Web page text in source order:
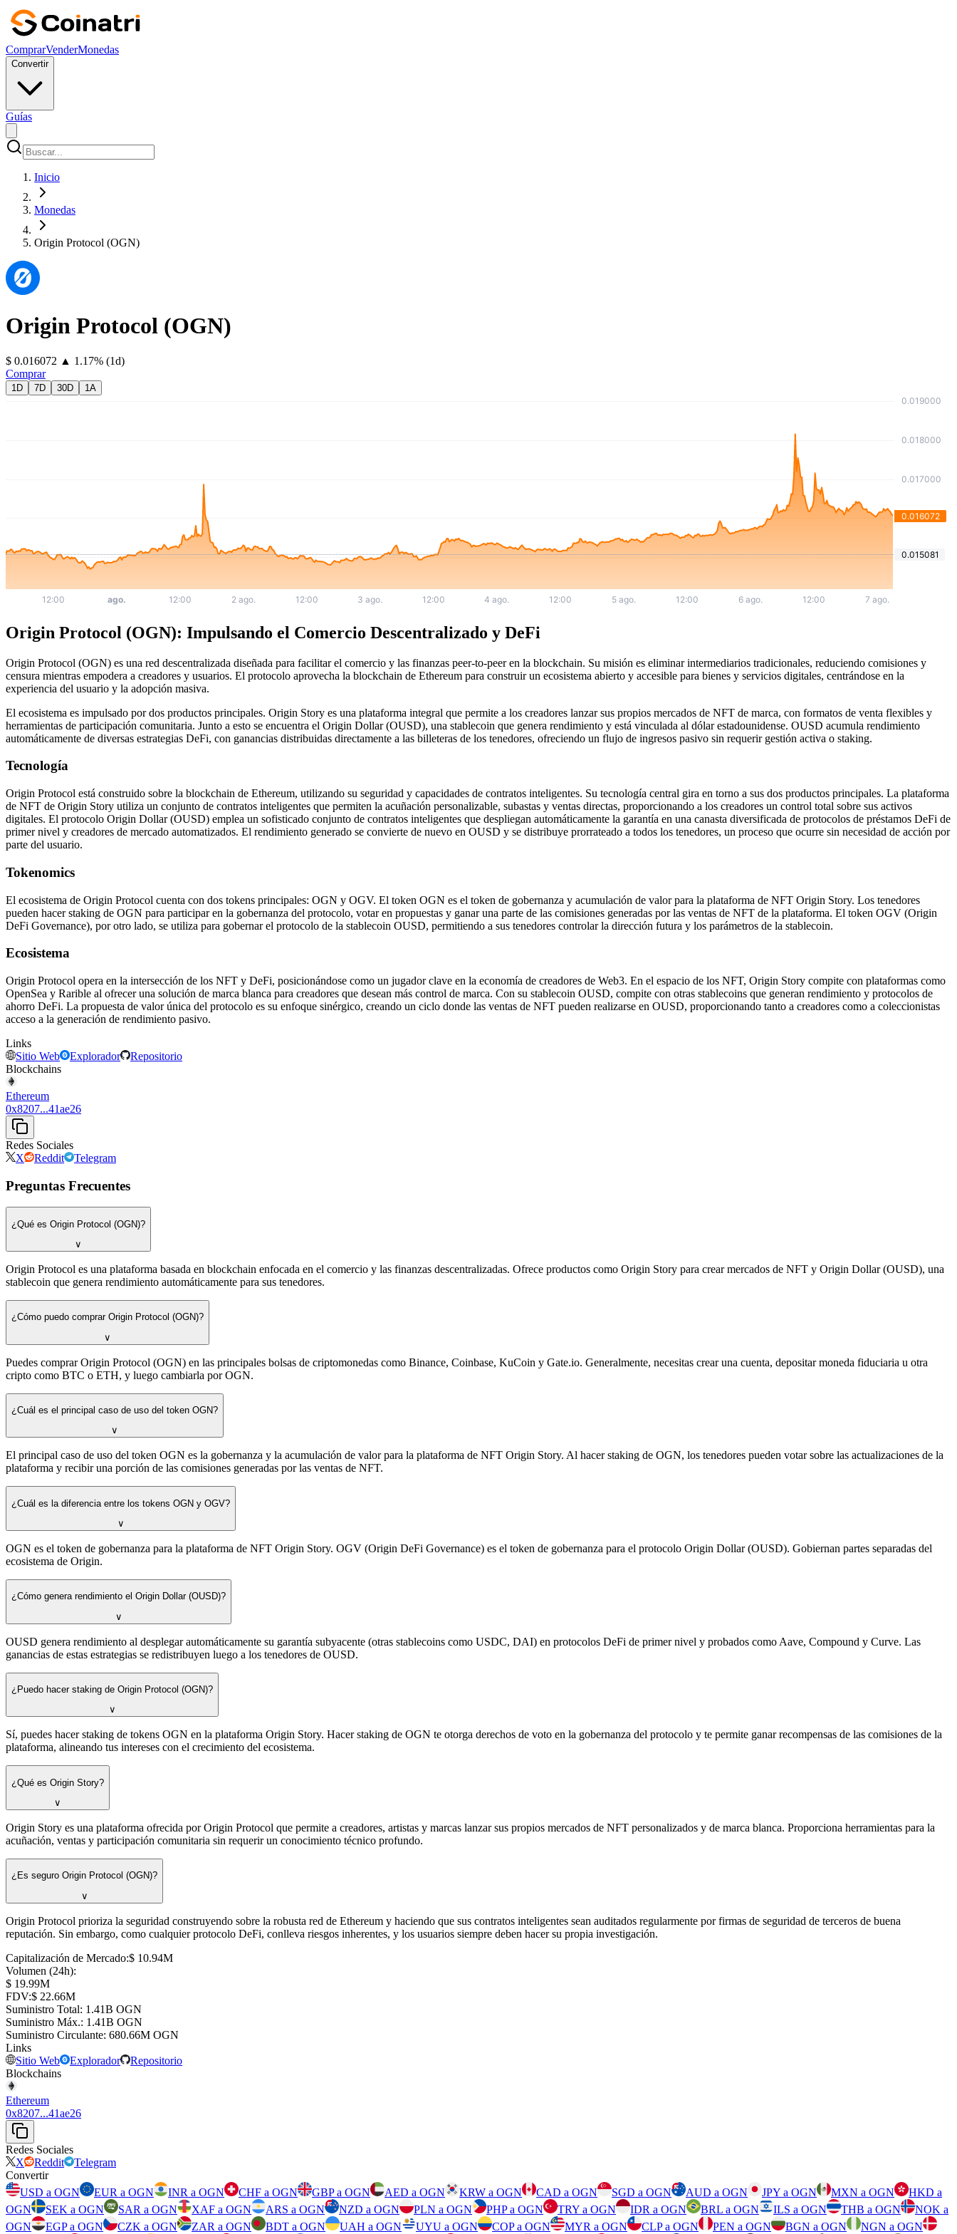
ComprarVenderMonedas
Convertir
Guías
Inicio
Monedas
Origin Protocol (OGN)
Origin Protocol (OGN)
⁦$⁩ 0.016072 ▲ 1.17% (1d)
Comprar
1D 7D 30D 1A
Origin Protocol (OGN): Impulsando el Comercio Descentralizado y DeFi
Origin Protocol (OGN) es una red descentralizada diseñada para facilitar el comercio y las finanzas peer-to-peer en la blockchain. Su misión es eliminar intermediarios tradicionales, reduciendo comisiones y
censura mientras empodera a creadores y usuarios. El protocolo aprovecha la blockchain de Ethereum para construir un ecosistema abierto y accesible para bienes y servicios digitales, centrándose en la
experiencia del usuario y la adopción masiva.
El ecosistema es impulsado por dos productos principales. Origin Story es una plataforma integral que permite a los creadores lanzar sus propios mercados de NFT de marca, con formatos de venta flexibles y
herramientas de participación comunitaria. Junto a esto se encuentra el Origin Dollar (OUSD), una stablecoin que genera rendimiento y está vinculada al dólar estadounidense. OUSD acumula rendimiento
automáticamente de diversas estrategias DeFi, con ganancias distribuidas directamente a las billeteras de los tenedores, ofreciendo un flujo de ingresos pasivo sin requerir gestión activa o staking.
Tecnología
Origin Protocol está construido sobre la blockchain de Ethereum, utilizando su seguridad y capacidades de contratos inteligentes. Su tecnología central gira en torno a sus dos productos principales. La plataforma
de NFT de Origin Story utiliza un conjunto de contratos inteligentes que permiten la acuñación personalizable, subastas y ventas directas, proporcionando a los creadores un control total sobre sus activos
digitales. El protocolo Origin Dollar (OUSD) emplea un sofisticado conjunto de contratos inteligentes que despliegan automáticamente la garantía en una canasta diversificada de protocolos de préstamos DeFi de
primer nivel y creadores de mercado automatizados. El rendimiento generado se convierte de nuevo en OUSD y se distribuye prorrateado a todos los tenedores, un proceso que ocurre sin necesidad de acción por
parte del usuario.
Tokenomics
El ecosistema de Origin Protocol cuenta con dos tokens principales: OGN y OGV. El token OGN es el token de gobernanza y acumulación de valor para la plataforma de NFT Origin Story. Los tenedores
pueden hacer staking de OGN para participar en la gobernanza del protocolo, votar en propuestas y ganar una parte de las comisiones generadas por las ventas de NFT de la plataforma. El token OGV (Origin
DeFi Governance), por otro lado, se utiliza para gobernar el protocolo de la stablecoin OUSD, permitiendo a sus tenedores controlar la dirección futura y los parámetros de la stablecoin.
Ecosistema
Origin Protocol opera en la intersección de los NFT y DeFi, posicionándose como un jugador clave en la economía de creadores de Web3. En el espacio de los NFT, Origin Story compite con plataformas como
OpenSea y Rarible al ofrecer una solución de marca blanca para creadores que desean más control de marca. Con su stablecoin OUSD, compite con otras stablecoins que generan rendimiento y protocolos de
ahorro DeFi. La propuesta de valor única del protocolo es su enfoque sinérgico, creando un ciclo donde las ventas de NFT pueden realizarse en OUSD, proporcionando tanto a creadores como a coleccionistas
acceso a la generación de rendimiento pasivo.
Links
Sitio Web
Explorador
Repositorio
Blockchains
Ethereum
0x8207...41ae26
Redes Sociales
X
Reddit Telegram
Preguntas Frecuentes
¿Qué es Origin Protocol (OGN)?
∨
Origin Protocol es una plataforma basada en blockchain enfocada en el comercio y las finanzas descentralizadas. Ofrece productos como Origin Story para crear mercados de NFT y Origin Dollar (OUSD), una
stablecoin que genera rendimiento automáticamente para sus tenedores.
¿Cómo puedo comprar Origin Protocol (OGN)?
∨
Puedes comprar Origin Protocol (OGN) en las principales bolsas de criptomonedas como Binance, Coinbase, KuCoin y Gate.io. Generalmente, necesitas crear una cuenta, depositar moneda fiduciaria u otra
cripto como BTC o ETH, y luego cambiarla por OGN.
¿Cuál es el principal caso de uso del token OGN?
∨
El principal caso de uso del token OGN es la gobernanza y la acumulación de valor para la plataforma de NFT Origin Story. Al hacer staking de OGN, los tenedores pueden votar sobre las actualizaciones de la
plataforma y recibir una porción de las comisiones generadas por las ventas de NFT.
¿Cuál es la diferencia entre los tokens OGN y OGV?
∨
OGN es el token de gobernanza para la plataforma de NFT Origin Story. OGV (Origin DeFi Governance) es el token de gobernanza para el protocolo Origin Dollar (OUSD). Gobiernan partes separadas del
ecosistema de Origin.
¿Cómo genera rendimiento el Origin Dollar (OUSD)?
∨
OUSD genera rendimiento al desplegar automáticamente su garantía subyacente (otras stablecoins como USDC, DAI) en protocolos DeFi de primer nivel y probados como Aave, Compound y Curve. Las
ganancias de estas estrategias se redistribuyen luego a los tenedores de OUSD.
¿Puedo hacer staking de Origin Protocol (OGN)?
∨
Sí, puedes hacer staking de tokens OGN en la plataforma Origin Story. Hacer staking de OGN te otorga derechos de voto en la gobernanza del protocolo y te permite ganar recompensas de las comisiones de la
plataforma, alineando tus intereses con el crecimiento del ecosistema.
¿Qué es Origin Story?
∨
Origin Story es una plataforma ofrecida por Origin Protocol que permite a creadores, artistas y marcas lanzar sus propios mercados de NFT personalizados y de marca blanca. Proporciona herramientas para la
acuñación, ventas y participación comunitaria sin requerir un conocimiento técnico profundo.
¿Es seguro Origin Protocol (OGN)?
∨
Origin Protocol prioriza la seguridad construyendo sobre la robusta red de Ethereum y haciendo que sus contratos inteligentes sean auditados regularmente por firmas de seguridad de terceros de buena
reputación. Sin embargo, como cualquier protocolo DeFi, conlleva riesgos inherentes, y los usuarios siempre deben hacer su propia investigación.
Capitalización de Mercado:⁦$⁩ 10.94M
Volumen (24h):
⁦$⁩ 19.99M
FDV:⁦$⁩ 22.66M
Suministro Total: ⁦⁩ 1.41B OGN
Suministro Máx.: ⁦⁩ 1.41B OGN
Suministro Circulante: ⁦⁩ 680.66M OGN
Links
Sitio Web
Explorador
Repositorio
Blockchains
Ethereum
0x8207...41ae26
Redes Sociales
X
Reddit
Telegram
Convertir
USD a OGN
EUR a OGN INR a OGN CHF a OGN GBP a OGN AED a OGN KRW a OGN CAD a OGN SGD a OGN AUD a OGN JPY a OGN MXN a OGN
HKD a
OGN
SEK a OGN SAR a OGN XAF a OGN ARS a OGN NZD a OGN PLN a OGN PHP a OGN TRY a OGN IDR a OGN BRL a OGN ILS a OGN THB a OGN
NOK a
OGN
EGP a OGN CZK a OGN ZAR a OGN BDT a OGN UAH a OGN UYU a OGN COP a OGN MYR a OGN CLP a OGN PEN a OGN BGN a OGN NGN a OGN